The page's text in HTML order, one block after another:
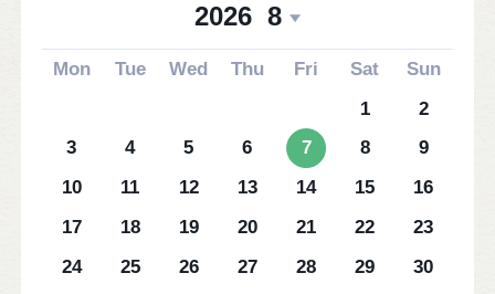
2026 8
Mon Tue Wed Thu Fri Sat
Sun
1
2
3
4 5 6 7 8
9
10
11 12 13 14 15
16
17
18 19 20 21 22
23
24
25 26 27 28 29
30